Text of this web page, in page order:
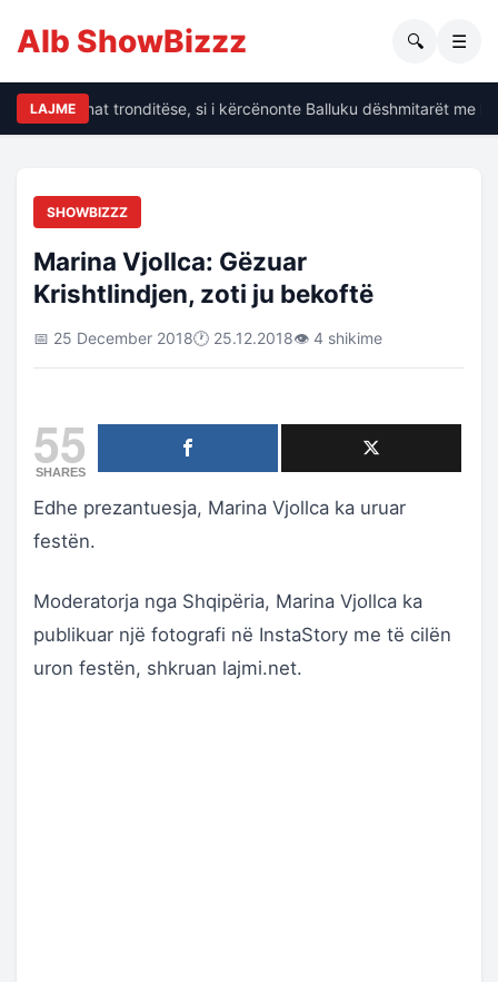
Alb ShowBizzz 🔍 ☰
LAJME
të dhënat tronditëse, si i kërcënonte Balluku dëshmitarët me
SHOWBIZZZ
Marina Vjollca: Gëzuar
Krishtlindjen, zoti ju bekoftë
📅 25 December 2018🕐 25.12.2018👁 4 shikime
55
SHARES
Edhe prezantuesja, Marina Vjollca ka uruar
festën.
Moderatorja nga Shqipëria, Marina Vjollca ka
publikuar një fotografi në InstaStory me të cilën
uron festën, shkruan lajmi.net.